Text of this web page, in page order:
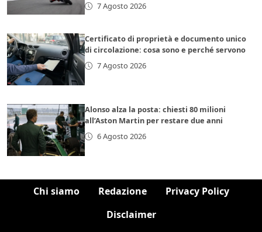
7 Agosto 2026
Certificato di proprietà e documento unico
di circolazione: cosa sono e perché servono
7 Agosto 2026
Alonso alza la posta: chiesti 80 milioni
all’Aston Martin per restare due anni
6 Agosto 2026
Chi siamo Redazione
Privacy Policy
Disclaimer